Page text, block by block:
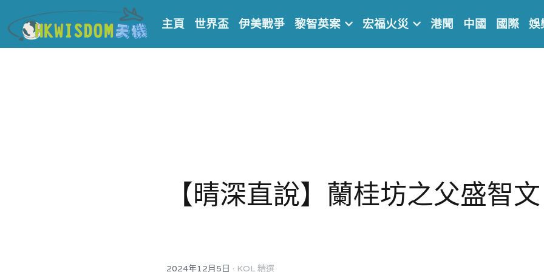
主頁 世界盃 伊美戰爭 黎智英案 宏福火災 港聞 中國 國際 娛
【晴深直說】蘭桂坊之父盛智文
2024年12月5日 · KOL 精選